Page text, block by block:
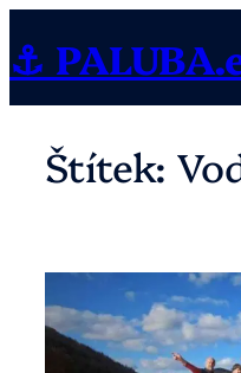
na
obsah
⚓
Štítek: